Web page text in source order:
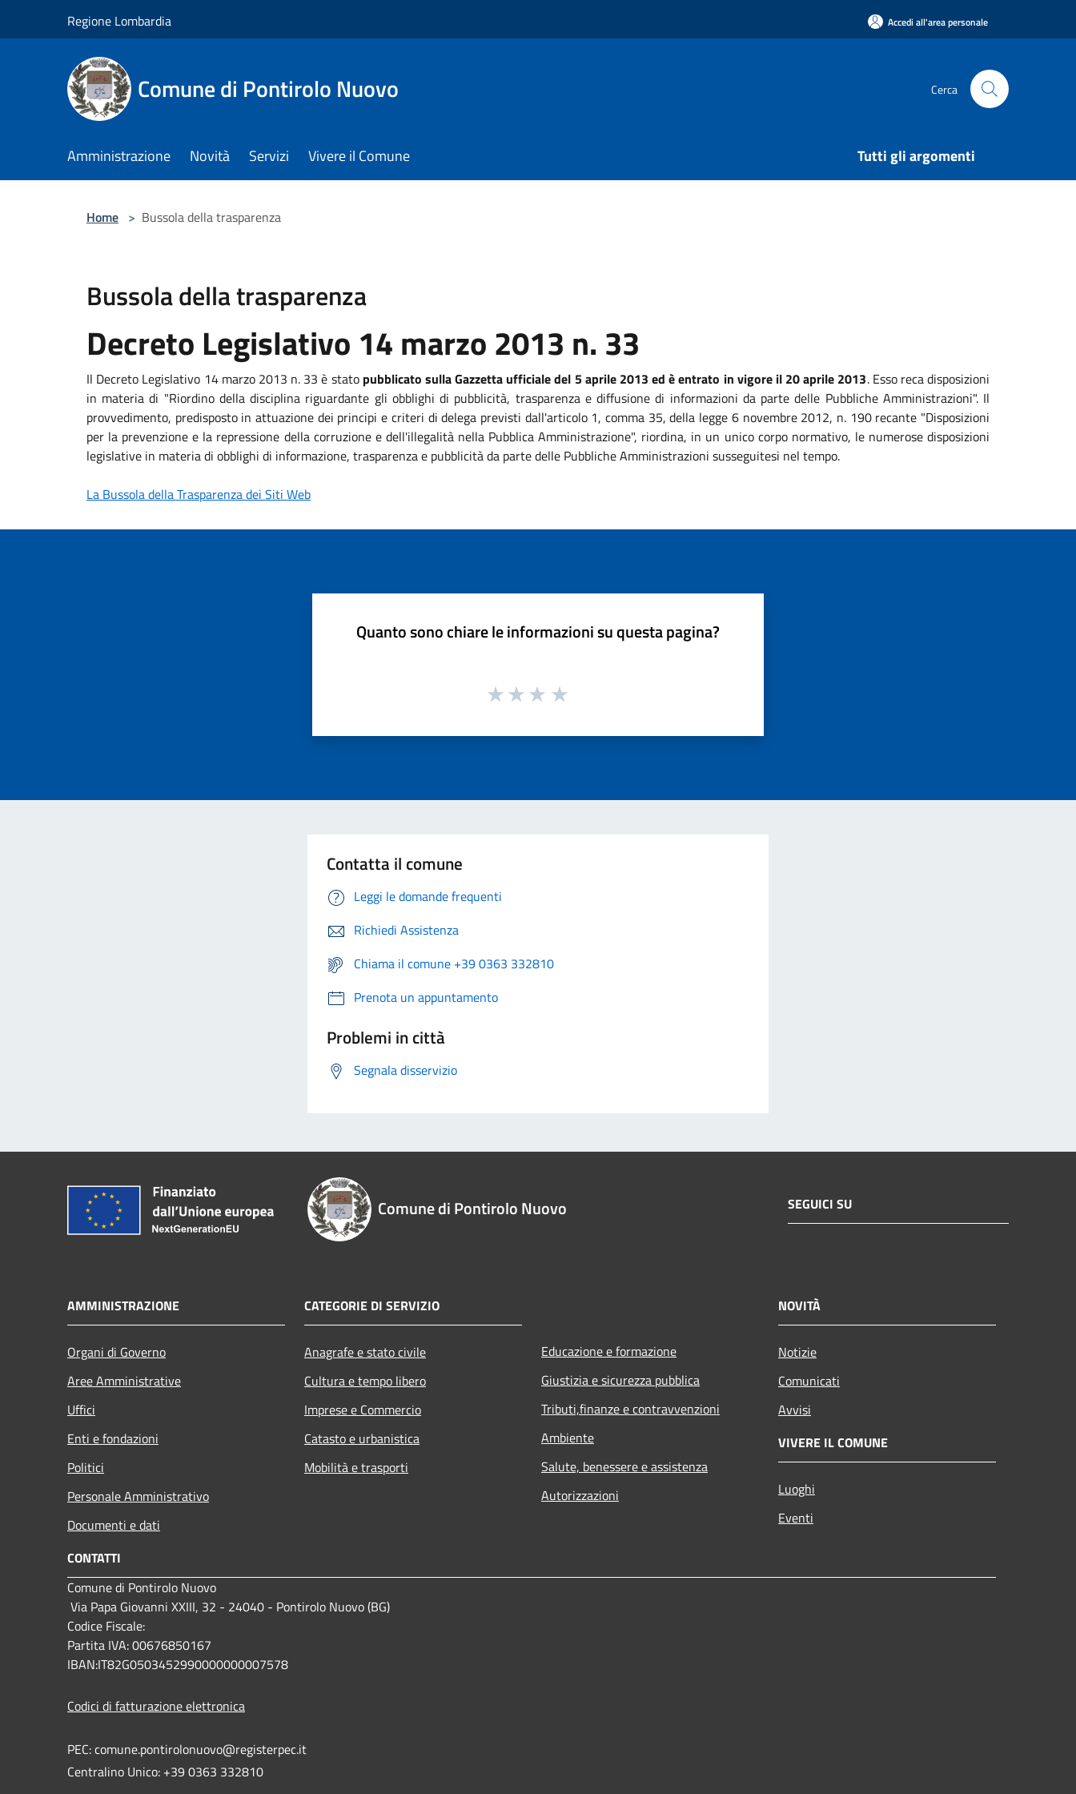
Regione Lombardia Accedi all'area personale
Comune di Pontirolo Nuovo Cerca
Amministrazione Novità Servizi Vivere il Comune Tutti gli argomenti
Home > Bussola della trasparenza
Bussola della trasparenza
Decreto Legislativo 14 marzo 2013 n. 33
Il Decreto Legislativo 14 marzo 2013 n. 33 è stato pubblicato sulla Gazzetta ufficiale del 5 aprile 2013 ed è entrato in vigore il 20 aprile 2013. Esso reca disposizioni
in materia di "Riordino della disciplina riguardante gli obblighi di pubblicità, trasparenza e diffusione di informazioni da parte delle Pubbliche Amministrazioni". Il
provvedimento, predisposto in attuazione dei principi e criteri di delega previsti dall'articolo 1, comma 35, della legge 6 novembre 2012, n. 190 recante "Disposizioni
per la prevenzione e la repressione della corruzione e dell'illegalità nella Pubblica Amministrazione", riordina, in un unico corpo normativo, le numerose disposizioni
legislative in materia di obblighi di informazione, trasparenza e pubblicità da parte delle Pubbliche Amministrazioni susseguitesi nel tempo.
La Bussola della Trasparenza dei Siti Web
Quanto sono chiare le informazioni su questa pagina?
Contatta il comune
Leggi le domande frequenti
Richiedi Assistenza
Chiama il comune +39 0363 332810
Prenota un appuntamento
Problemi in città
Segnala disservizio
Comune di Pontirolo Nuovo SEGUICI SU
AMMINISTRAZIONE
Organi di Governo
Aree Amministrative
Uffici
Enti e fondazioni
Politici
Personale Amministrativo
Documenti e dati
CATEGORIE DI SERVIZIO
Anagrafe e stato civile
Cultura e tempo libero
Imprese e Commercio
Catasto e urbanistica
Mobilità e trasporti
Educazione e formazione
Giustizia e sicurezza pubblica
Tributi,finanze e contravvenzioni
Ambiente
Salute, benessere e assistenza
Autorizzazioni
NOVITÀ
Notizie
Comunicati
Avvisi
VIVERE IL COMUNE
Luoghi
Eventi
CONTATTI
Comune di Pontirolo Nuovo
Via Papa Giovanni XXIII, 32 - 24040 - Pontirolo Nuovo (BG)
Codice Fiscale:
Partita IVA: 00676850167
IBAN:IT82G0503452990000000007578
Codici di fatturazione elettronica
PEC: comune.pontirolonuovo@registerpec.it
Centralino Unico: +39 0363 332810